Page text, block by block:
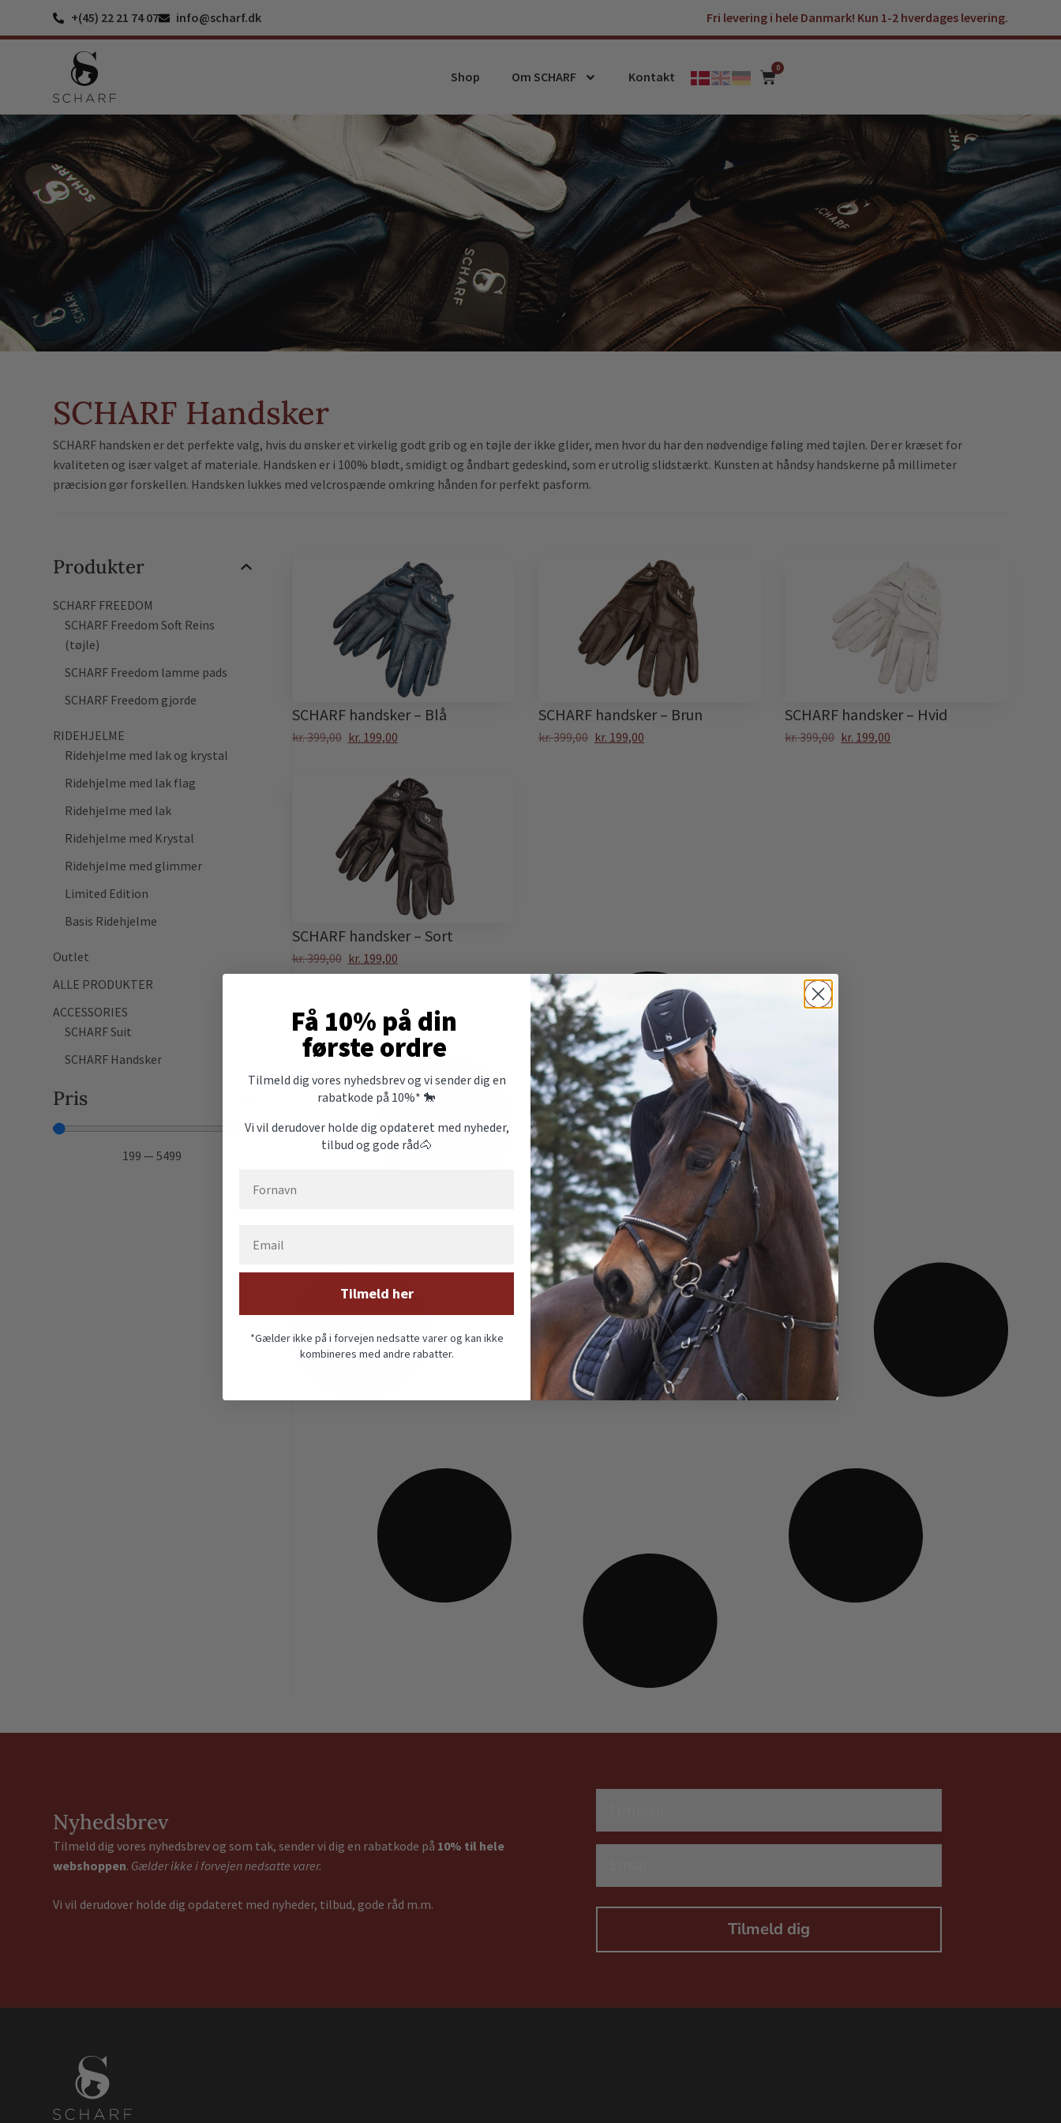
+(45) 22 21 74 07 info@scharf.dk Fri levering i hele Danmark! Kun 1-2 hverdages levering.
Shop Om SCHARF Kontakt
0
SCHARF Handsker
SCHARF handsken er det perfekte valg, hvis du ønsker et virkelig godt grib og en tøjle der ikke glider, men hvor du har den nødvendige føling med tøjlen. Der er kræset for
kvaliteten og især valget af materiale. Handsken er i 100% blødt, smidigt og åndbart gedeskind, som er utrolig slidstærkt. Kunsten at håndsy handskerne på millimeter
præcision gør forskellen. Handsken lukkes med velcrospænde omkring hånden for perfekt pasform.
Produkter
SCHARF FREEDOM
SCHARF Freedom Soft Reins
(tøjle)
SCHARF Freedom lamme pads
SCHARF Freedom gjorde
RIDEHJELME
Ridehjelme med lak og krystal
Ridehjelme med lak flag
Ridehjelme med lak
Ridehjelme med Krystal
Ridehjelme med glimmer
Limited Edition
Basis Ridehjelme
Outlet
ALLE PRODUKTER
ACCESSORIES
SCHARF Suit
SCHARF Handsker
Pris
199 —5499
SCHARF handsker – Blå
kr.399,00 kr. 199,00
SCHARF handsker – Brun
kr.399,00 kr. 199,00
SCHARF handsker – Hvid
kr.399,00 kr. 199,00
SCHARF handsker – Sort
kr.399,00 kr. 199,00
Nyhedsbrev
Tilmeld dig vores nyhedsbrev og som tak, sender vi dig en rabatkode på 10% til hele
webshoppen. Gælder ikke i forvejen nedsatte varer.
Vi vil derudover holde dig opdateret med nyheder, tilbud, gode råd m.m.
Tilmeld dig
Få 10% på din
første ordre
Tilmeld dig vores nyhedsbrev og vi sender dig en
rabatkode på 10%* 🐎
Vi vil derudover holde dig opdateret med nyheder,
tilbud og gode råd🐴
Tilmeld her
*Gælder ikke på i forvejen nedsatte varer og kan ikke
kombineres med andre rabatter.